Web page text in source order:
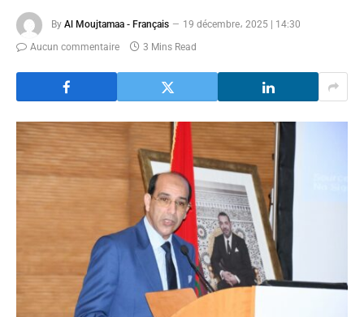
By Al Moujtamaa - Français
19 décembre، 2025 | 14:30
Aucun commentaire
3 Mins Read